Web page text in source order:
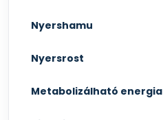
Nyershamu
Nyersrost
Metabolizálható energia